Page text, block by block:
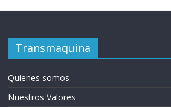
Transmaquina
Quienes somos
Nuestros Valores